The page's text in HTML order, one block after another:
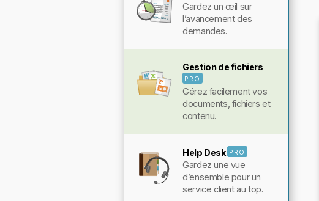
Gardez un œil sur
l’avancement des
demandes.
Gestion de fichiers
PRO
Gérez facilement vos
documents, fichiers et
contenu.
Help Desk PRO
Gardez une vue
d’ensemble pour un
service client au top.